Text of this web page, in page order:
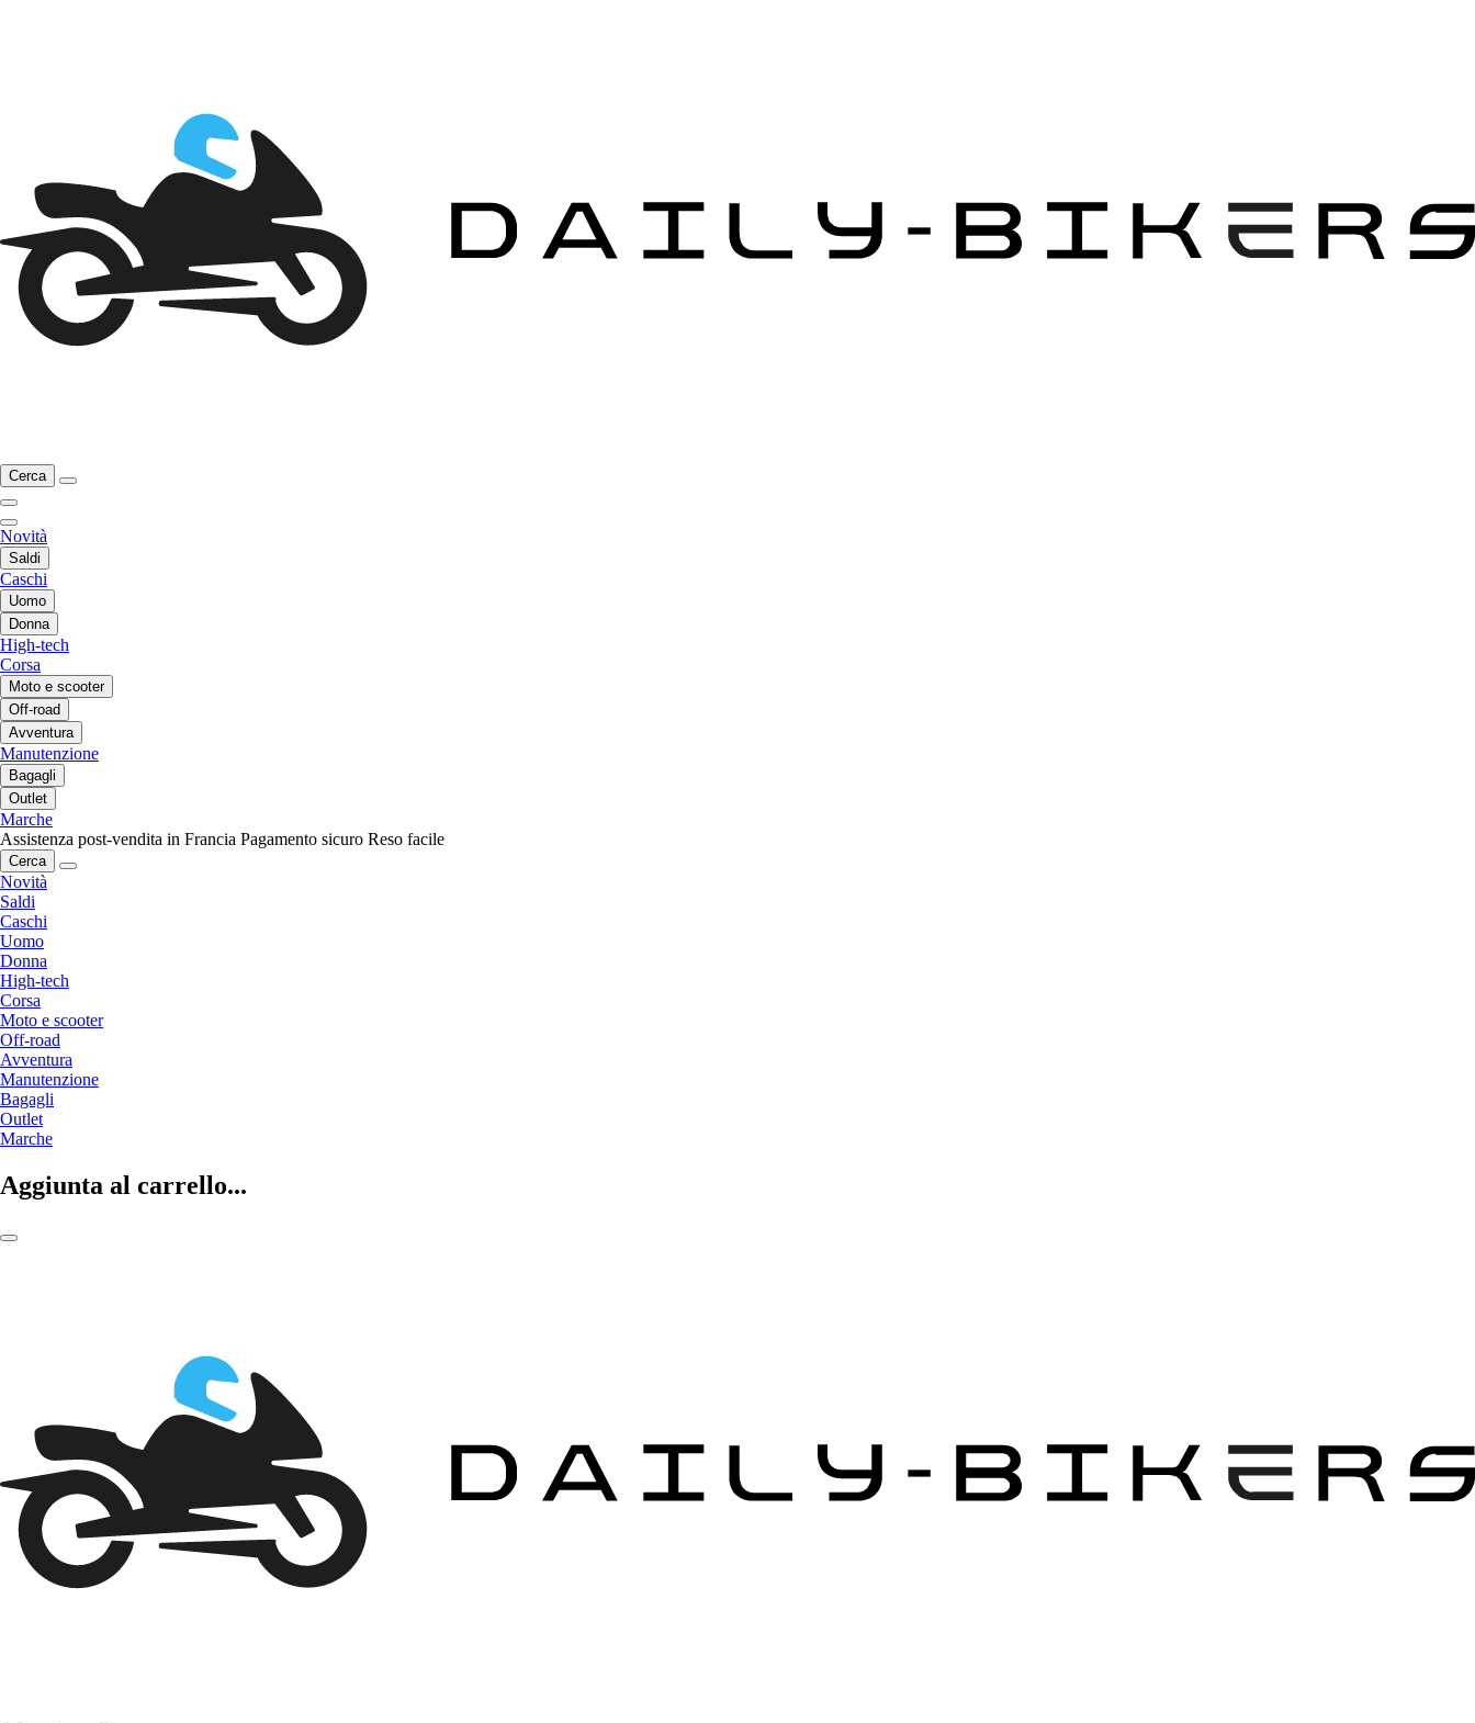
Cerca
Novità
Saldi
Caschi
Uomo
Donna
High-tech
Corsa
Moto e scooter
Off-road
Avventura
Manutenzione
Bagagli
Outlet
Marche
Assistenza post-vendita in Francia Pagamento sicuro Reso facile
Cerca
Novità
Saldi
Caschi
Uomo
Donna
High-tech
Corsa
Moto e scooter
Off-road
Avventura
Manutenzione
Bagagli
Outlet
Marche
Aggiunta al carrello...